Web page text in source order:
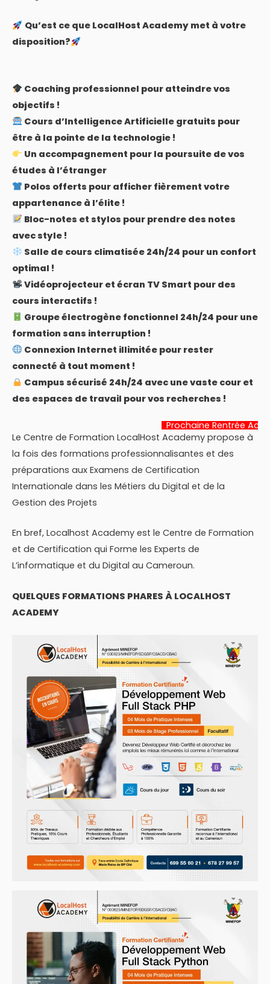
Qu’est ce que LocalHost Academy met à votre
disposition?
Coaching professionnel pour atteindre vos
objectifs !
Cours d’Intelligence Artificielle gratuits pour
être à la pointe de la technologie !
Un accompagnement pour la poursuite de vos
études à l’étranger
Polos offerts pour afficher fièrement votre
appartenance à l’élite !
Bloc-notes et stylos pour prendre des notes
avec style !
Salle de cours climatisée 24h/24 pour un confort
optimal !
Vidéoprojecteur et écran TV Smart pour des
cours interactifs !
Groupe électrogène fonctionnel 24h/24 pour une
formation sans interruption !
Connexion Internet illimitée pour rester
connecté à tout moment !
Campus sécurisé 24h/24 avec une vaste cour et
des espaces de travail pour vos recherches !
Prochaine Rentrée Académique:
22
Le Centre de Formation LocalHost Academy propose à
la fois des formations professionnalisantes et des
préparations aux Examens de Certification
Internationale dans les Métiers du Digital et de la
Gestion des Projets
En bref, Localhost Academy est le Centre de Formation
et de Certification qui Forme les Experts de
L’informatique et du Digital au Cameroun.
QUELQUES FORMATIONS PHARES À LOCALHOST
ACADEMY